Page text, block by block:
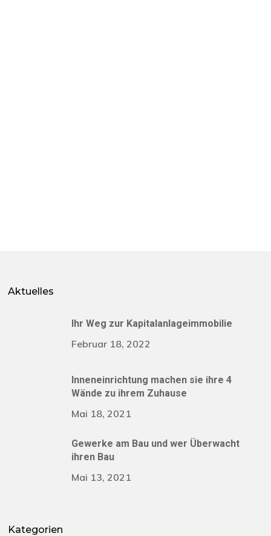
Aktuelles
Ihr Weg zur Kapitalanlageimmobilie
Februar 18, 2022
Inneneinrichtung machen sie ihre 4
Wände zu ihrem Zuhause
Mai 18, 2021
Gewerke am Bau und wer Überwacht
ihren Bau
Mai 13, 2021
Kategorien